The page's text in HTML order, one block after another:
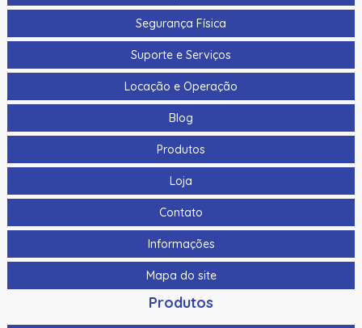
Segurança Física
Suporte e Serviços
Locação e Operação
Blog
Produtos
Loja
Contato
Informações
Mapa do site
Produtos